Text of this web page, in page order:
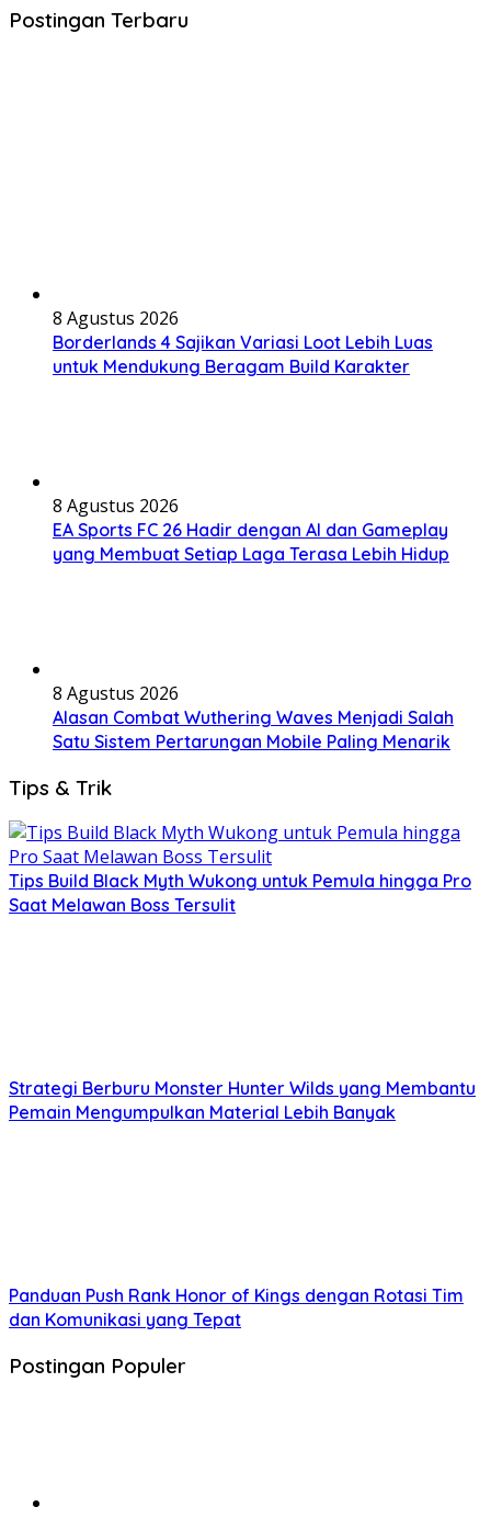
Postingan Terbaru
8 Agustus 2026
Borderlands 4 Sajikan Variasi Loot Lebih Luas
untuk Mendukung Beragam Build Karakter
8 Agustus 2026
EA Sports FC 26 Hadir dengan AI dan Gameplay
yang Membuat Setiap Laga Terasa Lebih Hidup
8 Agustus 2026
Alasan Combat Wuthering Waves Menjadi Salah
Satu Sistem Pertarungan Mobile Paling Menarik
Tips & Trik
Tips Build Black Myth Wukong untuk Pemula hingga Pro
Saat Melawan Boss Tersulit
Strategi Berburu Monster Hunter Wilds yang Membantu
Pemain Mengumpulkan Material Lebih Banyak
Panduan Push Rank Honor of Kings dengan Rotasi Tim
dan Komunikasi yang Tepat
Postingan Populer